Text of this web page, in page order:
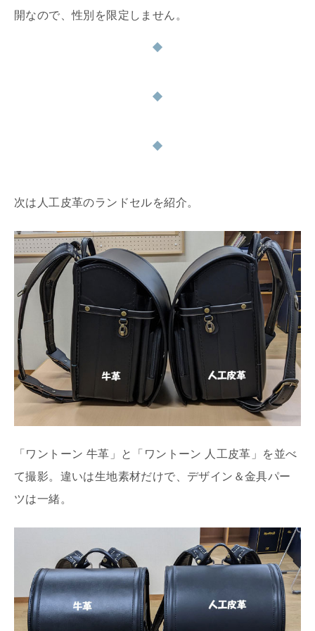
開なので、性別を限定しません。
次は人工皮革のランドセルを紹介。
「ワントーン 牛革」と「ワントーン 人工皮革」を並べ
て撮影。違いは生地素材だけで、デザイン＆金具パー
ツは一緒。